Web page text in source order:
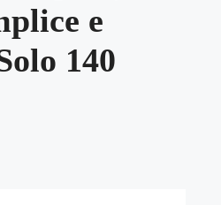
e
140